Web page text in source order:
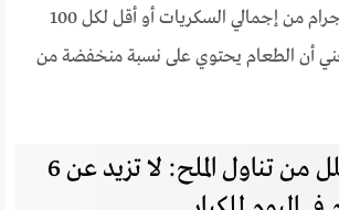
بينما 5 جرام من إجمالي السكريات أو أقل لكل 100
أن الطعام يحتوي على نسبة منخفضة من
5. قلل من تناول الملح: لا تزيد عن 6